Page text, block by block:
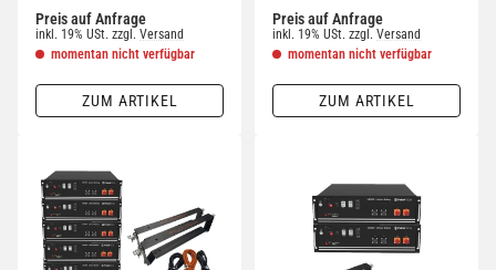
Preis auf Anfrage
inkl. 19% USt. zzgl. Versand
momentan nicht verfügbar
ZUM ARTIKEL
Preis auf Anfrage
inkl. 19% USt. zzgl. Versand
momentan nicht verfügbar
ZUM ARTIKEL